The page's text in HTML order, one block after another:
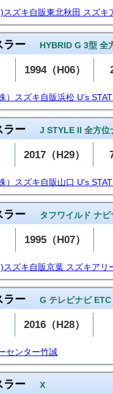
スズキ自販東北秋田 スズキ
ラー HYBRID G 3型 全
1994（H06）
株）スズキ自販浜松 U’s
ラー J STYLE II 全方位
2017（H29）
株）スズキ自販山口 U's
ラー タフワイルド ナ
1995（H07）
スズキ自販京葉 スズキアリ
ラー G テレビナビ
2016（H28）
センター竹誠
ラー X